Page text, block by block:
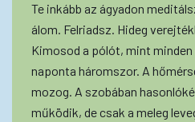
Te inkább az ágyadon
álom. Felriadsz. Hideg
Kimosod a pólót, mint
naponta háromszor. A
mozog. A szobában
működik, de csak a meleg